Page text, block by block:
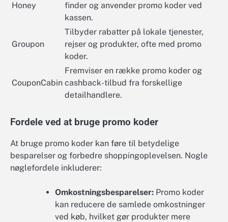
Honey
finder og anvender promo koder ved
kassen.
Groupon
Tilbyder rabatter på lokale tjenester,
rejser og produkter, ofte med promo
koder.
CouponCabin
Fremviser en række promo koder og
cashback-tilbud fra forskellige
detailhandlere.
Fordele ved at bruge promo koder
At bruge promo koder kan føre til betydelige
besparelser og forbedre shoppingoplevelsen. Nogle
nøglefordele inkluderer:
Omkostningsbesparelser: Promo koder
kan reducere de samlede omkostninger
ved køb, hvilket gør produkter mere